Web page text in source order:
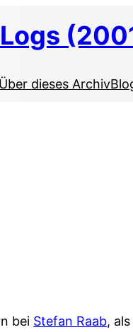
Über dieses Archiv
bei Stefan Raab,